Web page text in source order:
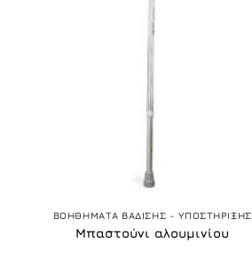
ΒΟΗΘΗΜΑΤΑ ΒΑΔΙΣΗΣ - ΥΠΟΣΤΗΡΙΞΗΣ
Μπαστούνι αλουμινίου